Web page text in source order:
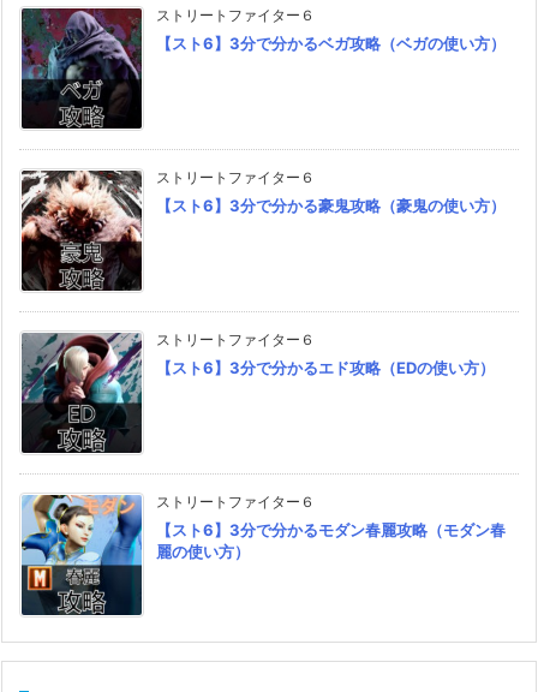
ストリートファイター６
【スト6】3分で分かるベガ攻略（ベガの使い方）
ストリートファイター６
【スト6】3分で分かる豪鬼攻略（豪鬼の使い方）
ストリートファイター６
【スト6】3分で分かるエド攻略（EDの使い方）
ストリートファイター６
【スト6】3分で分かるモダン春麗攻略（モダン春
麗の使い方）